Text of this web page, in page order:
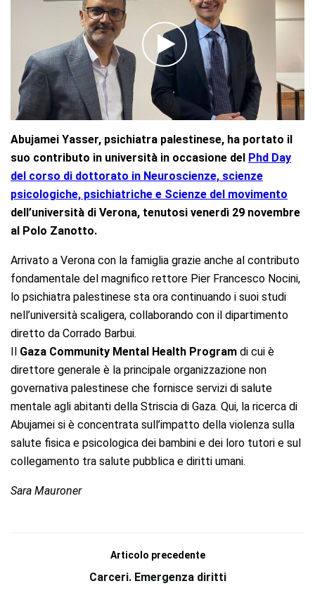
Abujamei Yasser, psichiatra palestinese, ha portato il
suo contributo in università in occasione del Phd Day
del corso di dottorato in Neuroscienze, scienze
psicologiche, psichiatriche e Scienze del movimento
dell’università di Verona, tenutosi venerdì 29 novembre
al Polo Zanotto.
Arrivato a Verona con la famiglia grazie anche al contributo
fondamentale del magnifico rettore Pier Francesco Nocini,
lo psichiatra palestinese sta ora continuando i suoi studi
nell’università scaligera, collaborando con il dipartimento
diretto da Corrado Barbui.
Il Gaza Community Mental Health Program di cui è
direttore generale è la principale organizzazione non
governativa palestinese che fornisce servizi di salute
mentale agli abitanti della Striscia di Gaza. Qui, la ricerca di
Abujamei si è concentrata sull’impatto della violenza sulla
salute fisica e psicologica dei bambini e dei loro tutori e sul
collegamento tra salute pubblica e diritti umani.
Sara Mauroner
Articolo precedente
Carceri. Emergenza diritti